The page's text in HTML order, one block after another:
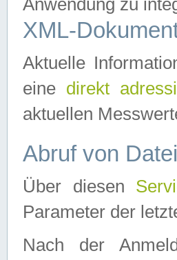
Anwendung zu
XML-
Aktuelle
eine direkt
aktuellen
Abruf von
Über diesen
Parameter der
Nach der